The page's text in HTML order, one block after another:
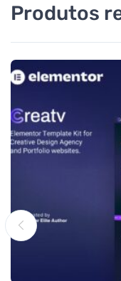
Produtos